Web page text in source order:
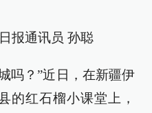
报通讯员 孙聪
吗？”近日，在新疆伊
的红石榴小课堂上，